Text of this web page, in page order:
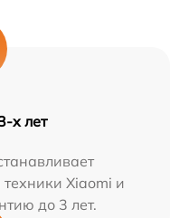
х лет
Xiaomi и
до 3 лет.